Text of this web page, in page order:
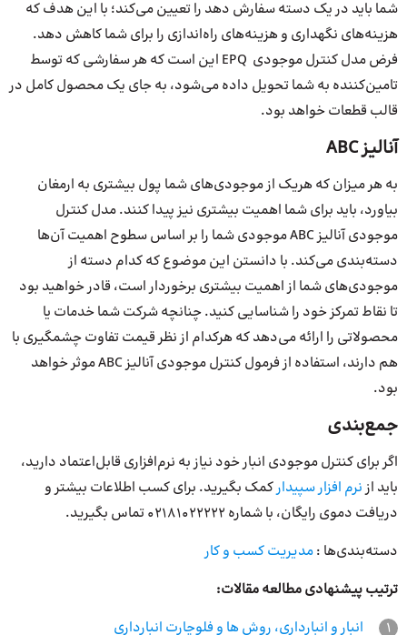
شما باید در یک دسته سفارش دهد را تعیین می‌کند؛ با این هدف که
هزینه‌های نگهداری و هزینه‌های راه‌اندازی را برای شما کاهش دهد.
فرض مدل کنترل موجودی EPQ این است که هر سفارشی که توسط
تامین‌کننده به شما تحویل داده می‌شود، به جای یک محصول کامل در
قالب قطعات خواهد بود.
آنالیز ABC
به هر میزان که هریک از موجودی‌های شما پول بیشتری به ارمغان
بیاورد، باید برای شما اهمیت بیشتری نیز پیدا کنند. مدل کنترل
موجودی آنالیز ABC موجودی شما را بر اساس سطوح اهمیت آن‌ها
دسته‌بندی می‌کند. با دانستن این موضوع که کدام دسته از
موجودی‌های شما از اهمیت بیشتری برخوردار است، قادر خواهید بود
تا نقاط تمرکز خود را شناسایی کنید. چنانچه شرکت شما خدمات یا
محصولاتی را ارائه می‌دهد که هرکدام از نظر قیمت تفاوت چشمگیری با
هم دارند، استفاده از فرمول کنترل موجودی آنالیز ABC موثر خواهد
بود.
جمع‌بندی
اگر برای کنترل موجودی انبار خود نیاز به نرم‌افزاری قابل‌اعتماد دارید،
باید ازنرم افزار سپیدارکمک بگیرید. برای کسب اطلاعات بیشتر و
دریافت دموی رایگان، با شماره 02181022222 تماس بگیرید.
دسته‌بندی‌ها :مدیریت کسب و کار
ترتیب پیشنهادی مطالعه مقالات:
1
انبار و انبارداری، روش ها و فلوچارت انبارداری